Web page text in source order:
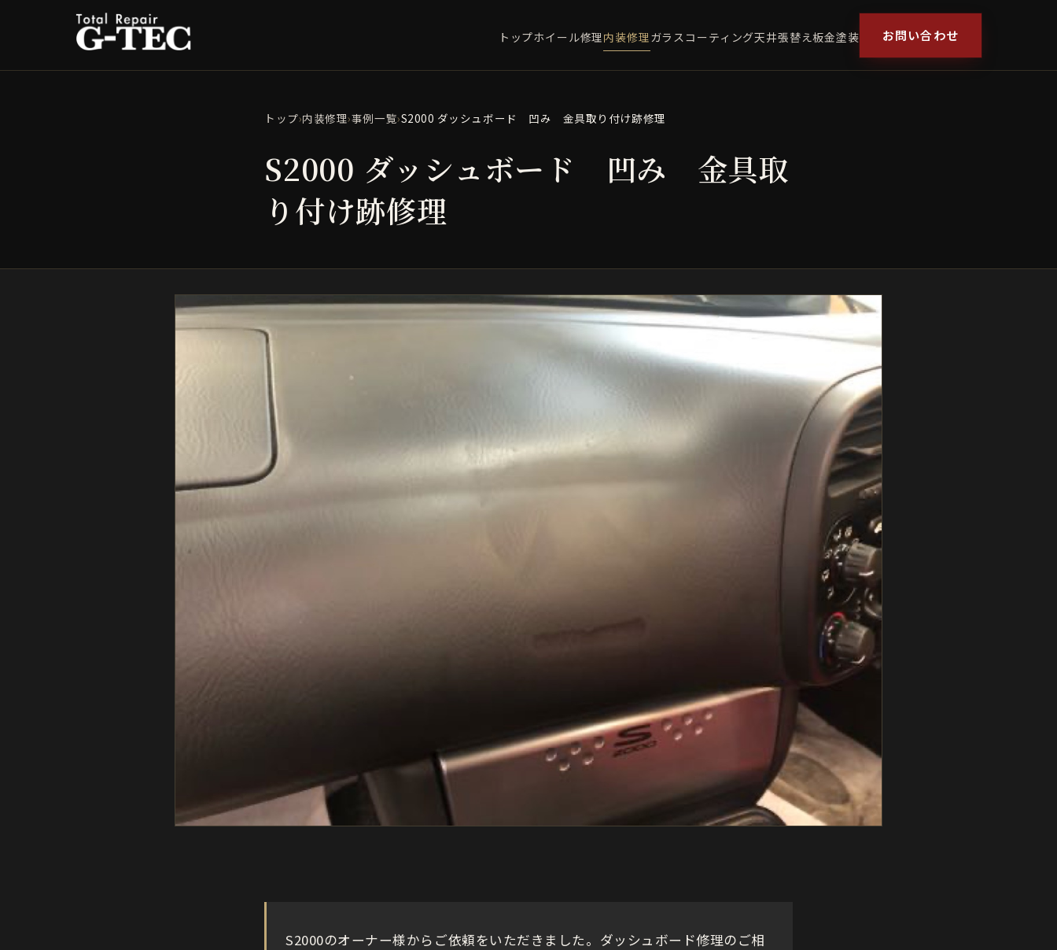
トップホイール修理内装修理ガラスコーティング天井張替え板金塗装 お問い合わせ
トップ›内装修理›事例一覧›S2000 ダッシュボード 凹み 金具取り付け跡修理
S2000 ダッシュボード 凹み 金具取
り付け跡修理
S2000のオーナー様からご依頼をいただきました。ダッシュボード修理のご相